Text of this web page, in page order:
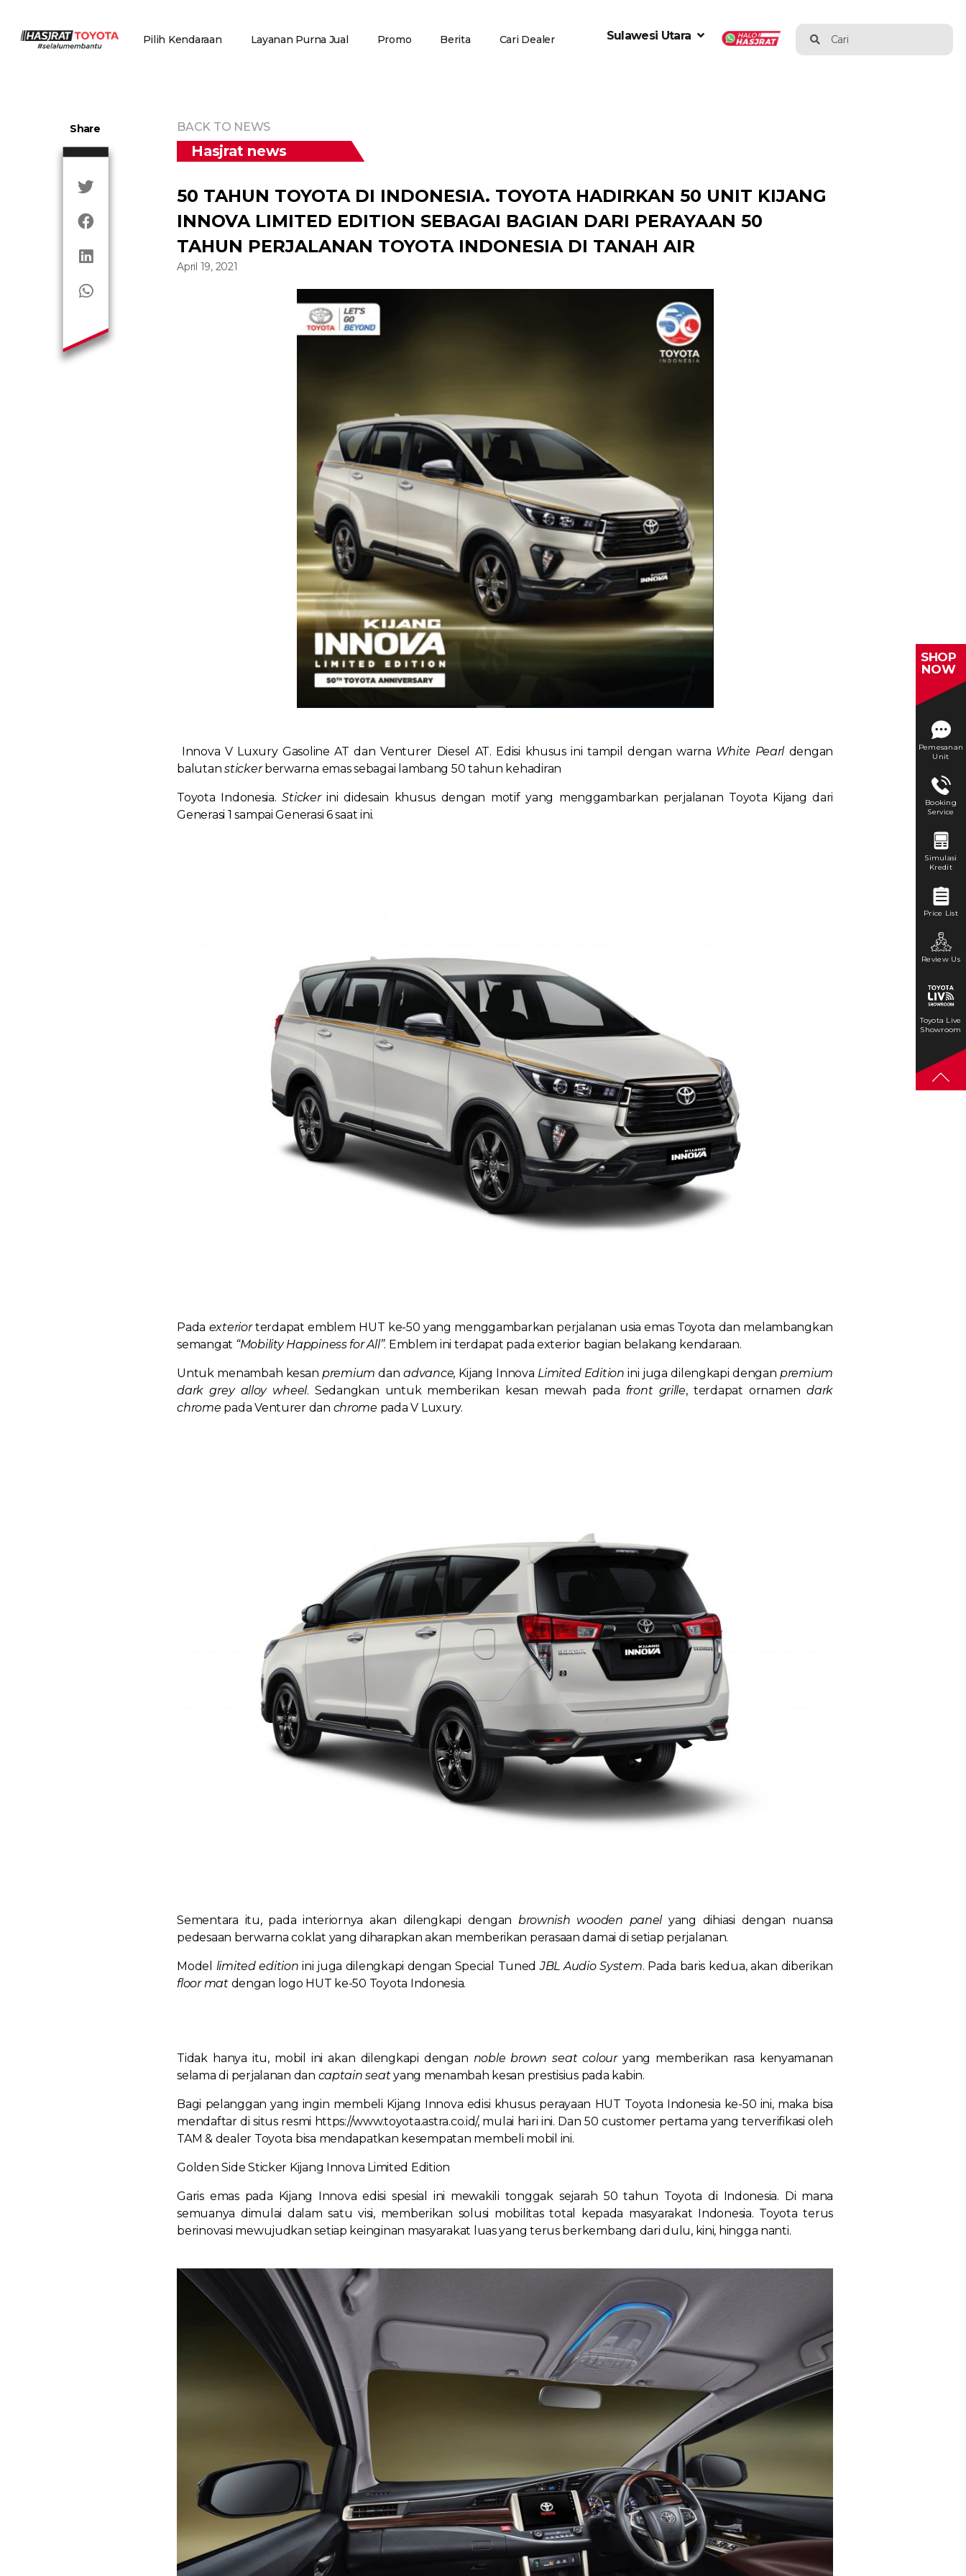
Pilih Kendaraan Layanan Purna Jual Promo Berita Cari Dealer Sulawesi Utara Cari
Share BACK TO NEWS
Hasjrat news
50 TAHUN TOYOTA DI INDONESIA. TOYOTA HADIRKAN 50 UNIT KIJANG
INNOVA LIMITED EDITION SEBAGAI BAGIAN DARI PERAYAAN 50
TAHUN PERJALANAN TOYOTA INDONESIA DI TANAH AIR
April 19, 2021
Innova V Luxury Gasoline AT dan Venturer Diesel AT. Edisi khusus ini tampil dengan warna White Pearl dengan
balutanstickerberwarna emas sebagai lambang 50 tahun kehadiran
Toyota Indonesia.Stickerini didesain khusus dengan motif yang menggambarkan perjalanan Toyota Kijang dari
Generasi 1 sampai Generasi 6 saat ini.
Pada exteriorterdapat emblem HUT ke-50 yang menggambarkan perjalanan usia emas Toyota dan melambangkan
semangat “Mobility Happiness for All”. Emblem ini terdapat pada exterior bagian belakang kendaraan.
Untuk menambah kesan premiumdanadvance, Kijang Innova Limited Editionini juga dilengkapi dengan premium
dark grey alloy wheel. Sedangkan untuk memberikan kesan mewah pada front grille, terdapat ornamendark
chrome pada Venturer dan chrome pada V Luxury.
Sementara itu, pada interiornya akan dilengkapi dengan brownish wooden panelyang dihiasi dengan nuansa
pedesaan berwarna coklat yang diharapkan akan memberikan perasaan damai di setiap perjalanan.
Model limited editionini juga dilengkapi dengan Special TunedJBL Audio System. Pada baris kedua, akan diberikan
floor mat dengan logo HUT ke-50 Toyota Indonesia.
Tidak hanya itu, mobil ini akan dilengkapi dengan noble brown seat colouryang memberikan rasa kenyamanan
selama di perjalanan dan captain seatyang menambah kesan prestisius pada kabin.
Bagi pelanggan yang ingin membeli Kijang Innova edisi khusus perayaan HUT Toyota Indonesia ke-50 ini, maka bisa
mendaftar di situs resmi https://www.toyota.astra.co.id/, mulai hari ini. Dan 50 customer pertama yang terverifikasi oleh
TAM & dealer Toyota bisa mendapatkan kesempatan membeli mobil ini.
Golden Side Sticker Kijang Innova Limited Edition
Garis emas pada Kijang Innova edisi spesial ini mewakili tonggak sejarah 50 tahun Toyota di Indonesia. Di mana
semuanya dimulai dalam satu visi, memberikan solusi mobilitas total kepada masyarakat Indonesia. Toyota terus
berinovasi mewujudkan setiap keinginan masyarakat luas yang terus berkembang dari dulu, kini, hingga nanti.
SHOP
NOW
Pemesanan
Unit
Booking
Service
Simulasi
Kredit
Price List
Review Us
Toyota Live
Showroom